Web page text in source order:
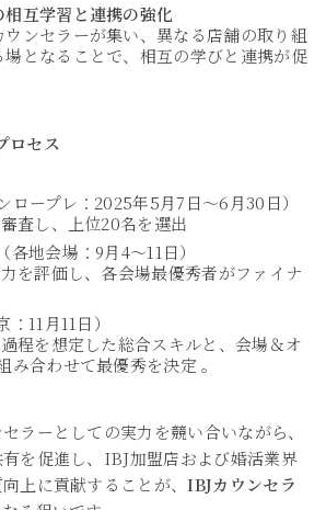
互学習と連携の強化
ンセラーが集い、異なる店舗の取り組
場となることで、相互の学びと連携が促
ロセス
ロープレ：2025年5月7日～6月30日）
査し、上位20名を選出
（各地会場：9月4〜11日）
を評価し、各会場最優秀者がファイナ
：11月11日）
程を想定した総合スキルと、会場＆オ
み合わせて最優秀を決定。
ラーとしての実力を競い合いながら、
を促進し、 IBJ加盟店および婚活業界
上に貢献することが、IBJカウンセラ